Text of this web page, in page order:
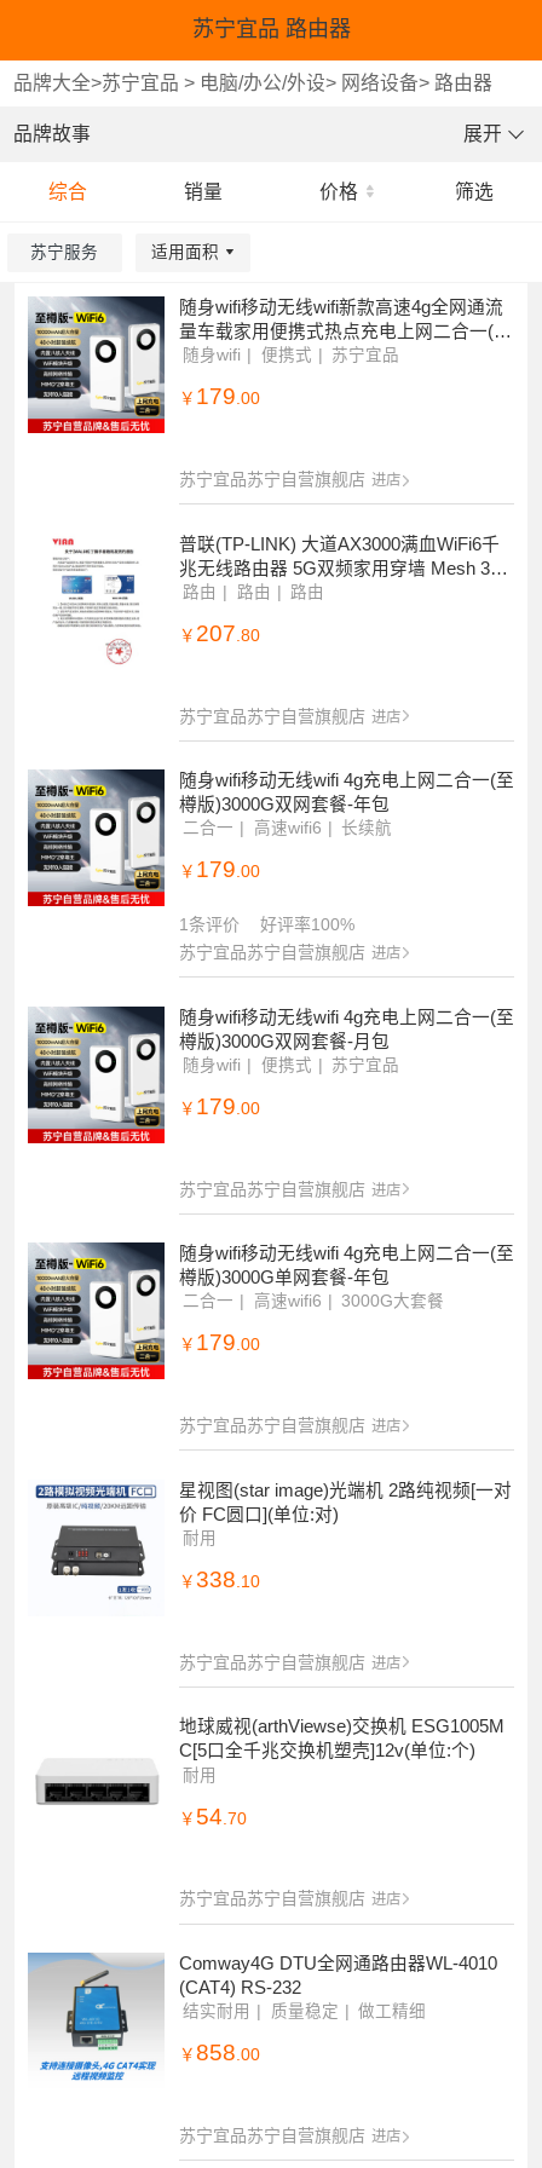
苏宁宜品 路由器
品牌大全>苏宁宜品 > 电脑/办公/外设> 网络设备> 路由器
品牌故事 展开
综合 销量 价格 筛选
苏宁服务 适用面积
重选 确认
重选 确认
随身wifi移动无线wifi新款高速4g全网通流
量车载家用便携式热点充电上网二合一(至
樽版)3000G单网套餐-月包
随身wifi 便携式 苏宁宜品
￥ 179.00
苏宁宜品苏宁自营旗舰店 进店
普联(TP-LINK) 大道AX3000满血WiFi6千
兆无线路由器 5G双频家用穿墙 Mesh 300
0M无线速率 信号增强 易展 XDR3010
路由 路由 路由
￥ 207 .80
苏宁宜品苏宁自营旗舰店 进店
随身wifi移动无线wifi 4g充电上网二合一(至
樽版)3000G双网套餐-年包
二合一 高速wifi6 长续航
￥ 179.00
1条评价
好评率100%
苏宁宜品苏宁自营旗舰店 进店
随身wifi移动无线wifi 4g充电上网二合一(至
樽版)3000G双网套餐-月包
随身wifi 便携式 苏宁宜品
￥ 179 .00
苏宁宜品苏宁自营旗舰店 进店
随身wifi移动无线wifi 4g充电上网二合一(至
樽版)3000G单网套餐-年包
二合一 高速wifi6 3000G大套餐
￥ 179.00
苏宁宜品苏宁自营旗舰店 进店
星视图(star image)光端机 2路纯视频[一对
价 FC圆口](单位:对)
耐用
￥ 338 .10
苏宁宜品苏宁自营旗舰店 进店
地球威视(arthViewse)交换机 ESG1005M
C[5口全千兆交换机塑壳]12v(单位:个)
耐用
￥ 54 .70
苏宁宜品苏宁自营旗舰店 进店
Comway4G DTU全网通路由器WL-4010
(CAT4) RS-232
结实耐用 质量稳定 做工精细
￥ 858.00
苏宁宜品苏宁自营旗舰店 进店